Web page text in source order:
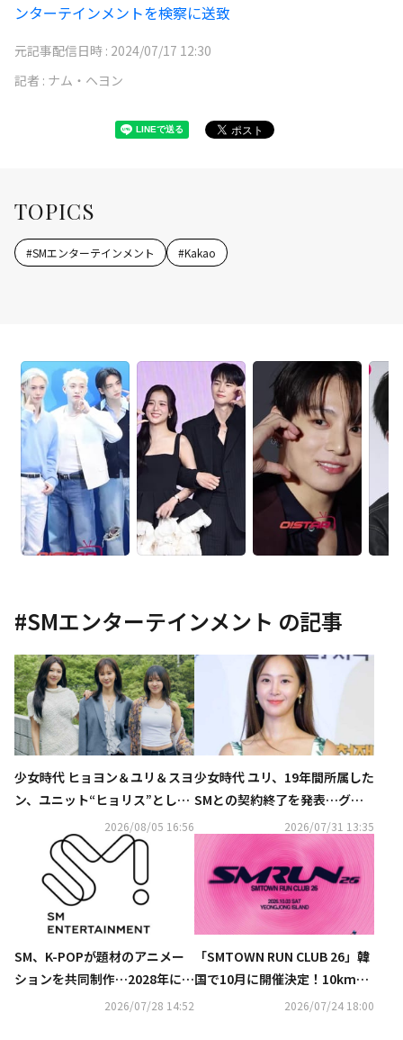
ンターテインメントを検察に送致
元記事配信日時 : 2024/07/17 12:30
記者 : ナム・ヘヨン
TOPICS
#SMエンターテインメント #Kakao
#SMエンターテインメント の記事
少女時代 ヒョヨン＆ユリ＆スヨ
ン、ユニット“ヒョリス”として
正式デビュー決定！SMが下半
期の計画を公開
2026/08/05 16:56
少女時代 ユリ、19年間所属した
SMとの契約終了を発表…グル
ープ活動は継続へ（公式）
2026/07/31 13:35
SM、K-POPが題材のアニメー
ションを共同制作…2028年に公
2026/07/28 14:52
「SMTOWN RUN CLUB 26」韓
国で10月に開催決定！10kmラ
ンニング後に公演まで…SHINe
2026/07/24 18:00